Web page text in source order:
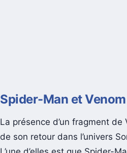
Spider-Man et Venom
La présence d’un fragment de
de son retour dans l’univers